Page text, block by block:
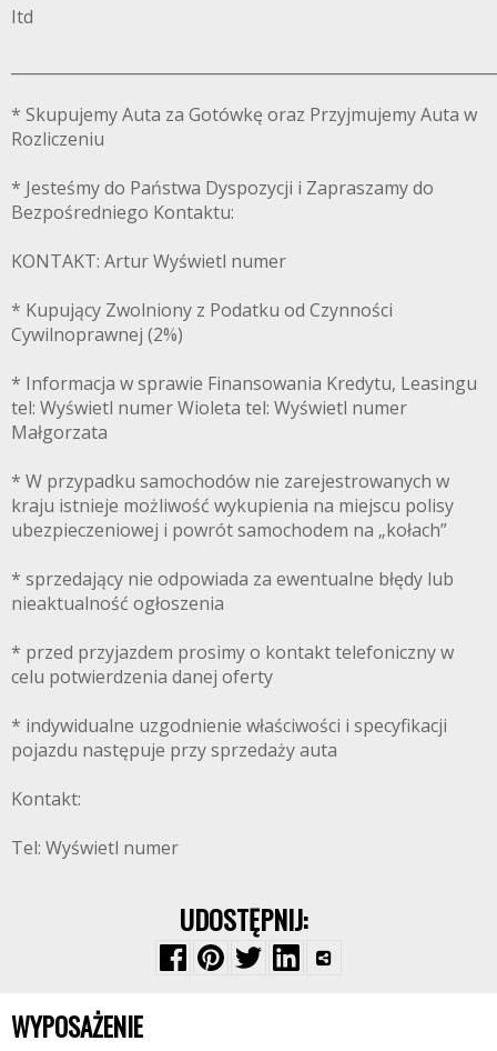
Itd
* Skupujemy Auta za Gotówkę oraz Przyjmujemy Auta w
Rozliczeniu
* Jesteśmy do Państwa Dyspozycji i Zapraszamy do
Bezpośredniego Kontaktu:
KONTAKT: Artur Wyświetl numer
* Kupujący Zwolniony z Podatku od Czynności
Cywilnoprawnej (2%)
* Informacja w sprawie Finansowania Kredytu, Leasingu
tel: Wyświetl numer Wioleta tel: Wyświetl numer
Małgorzata
* W przypadku samochodów nie zarejestrowanych w
kraju istnieje możliwość wykupienia na miejscu polisy
ubezpieczeniowej i powrót samochodem na „kołach”
* sprzedający nie odpowiada za ewentualne błędy lub
nieaktualność ogłoszenia
* przed przyjazdem prosimy o kontakt telefoniczny w
celu potwierdzenia danej oferty
* indywidualne uzgodnienie właściwości i specyfikacji
pojazdu następuje przy sprzedaży auta
Kontakt:
Tel: Wyświetl numer
UDOSTĘPNIJ:
WYPOSAŻENIE